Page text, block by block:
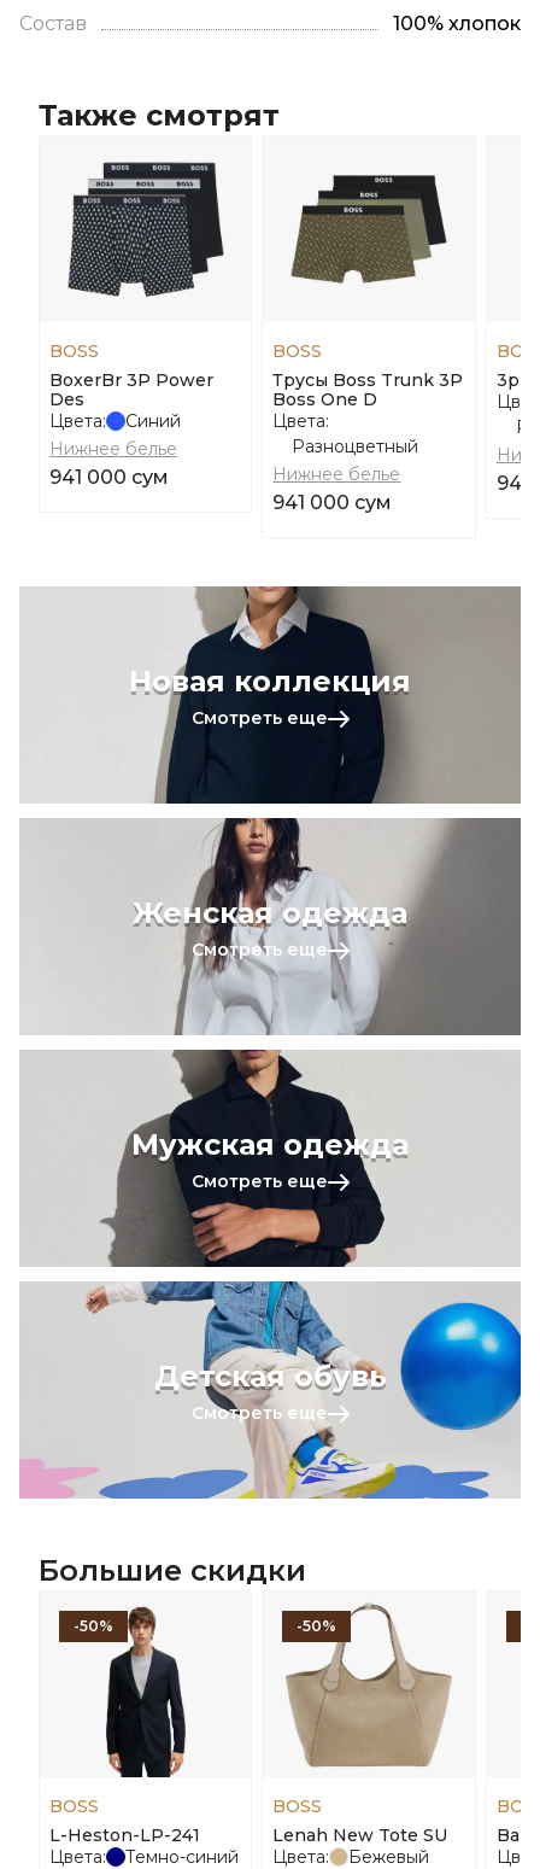
Состав 100% хлопок
Также смотрят
BOSS
BoxerBr 3P Power
Des
Цвета:
Синий
Нижнее белье
941 000 сум
BOSS
Трусы Boss Trunk 3P
Boss One D
Цвета:
Разноцветный
Нижнее белье
941 000 сум
3p
949
Новая коллекция
Смотреть еще
Женская одежда
Смотреть еще
Мужская одежда
Смотреть еще
Детская обувь
Смотреть еще
Большие скидки
-50%
BOSS
L-Heston-LP-241
Цвета:
Темно-синий
-50%
BOSS
Lenah New Tote SU
Цвета:
Бежевый